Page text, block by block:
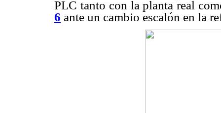
PLC tanto con la planta real
6 ante un cambio escalón en la